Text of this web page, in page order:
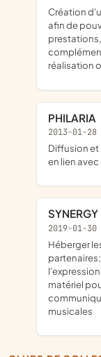
création d'une association pour un groupe de musique
afin de
réalisation
PHILARIA
2013-01-28
diffusion et promotion de la musique et toutes activités
en lien
SYNERGY
2019-01-30
héberger les activités de chant à d'autres associations
matériel
musicales